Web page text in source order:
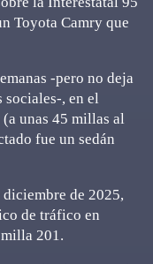
Toyota Camry que
-pero no deja
sociales-, en el
unas 45 millas al
fue un sedán
de 2025,
de tráfico en
201.